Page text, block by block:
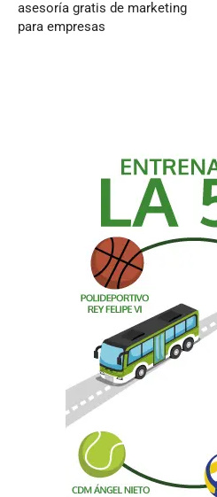
asesoría gratis de marketing
para empresas